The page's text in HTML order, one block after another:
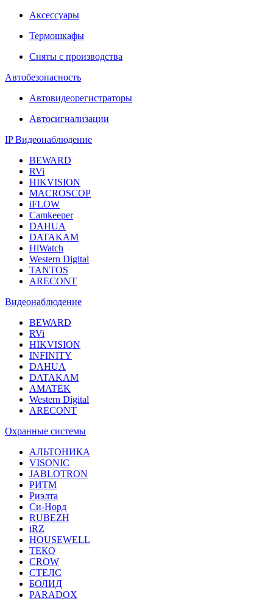
Аксессуары
Термошкафы
Сняты с производства
Автобезопасность
Автовидеорегистраторы
Автосигнализации
IP Видеонаблюдение
BEWARD
RVi
HIKVISION
MACROSCOP
iFLOW
Camkeeper
DAHUA
DATAKAM
HiWatch
Western Digital
TANTOS
ARECONT
Видеонаблюдение
BEWARD
RVi
HIKVISION
INFINITY
DAHUA
DATAKAM
AMATEK
Western Digital
ARECONT
Охранные системы
АЛЬТОНИКА
VISONIC
JABLOTRON
РИТМ
Риэлта
Си-Норд
RUBEZH
iRZ
HOUSEWELL
ТЕКО
CROW
СТЕЛС
БОЛИД
PARADOX